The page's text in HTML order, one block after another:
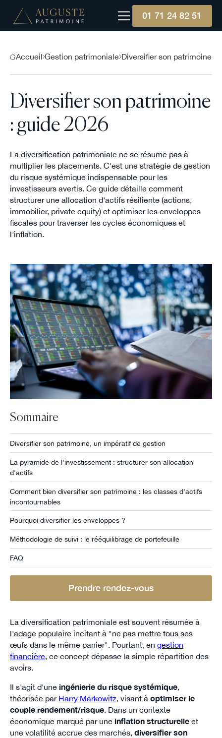
01 71 24 82 51
Accueil Gestion patrimoniale Diversifier son patrimoine
Diversifier son patrimoine
: guide 2026
La diversification patrimoniale ne se résume pas à
multiplier les placements. C'est une stratégie de gestion
du risque systémique indispensable pour les
investisseurs avertis. Ce guide détaille comment
structurer une allocation d'actifs résiliente (actions,
immobilier, private equity) et optimiser les enveloppes
fiscales pour traverser les cycles économiques et
l'inflation.
Sommaire
Diversifier son patrimoine, un impératif de gestion
La pyramide de l'investissement : structurer son allocation
d'actifs
Comment bien diversifier son patrimoine : les classes d'actifs
incontournables
Pourquoi diversifier les enveloppes ?
Méthodologie de suivi : le rééquilibrage de portefeuille
FAQ
Prendre rendez-vous
La diversification patrimoniale est souvent résumée à
l'adage populaire incitant à "ne pas mettre tous ses
œufs dans le même panier". Pourtant, en gestion
financière, ce concept dépasse la simple répartition des
avoirs.
Il s'agit d'une ingénierie du risque systémique,
théorisée par Harry Markowitz, visant à optimiser le
couple rendement/risque. Dans un contexte
économique marqué par une inflation structurelleet
une volatilité accrue des marchés, diversifier son